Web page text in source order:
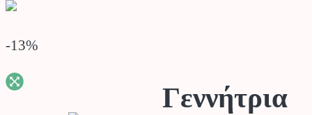
-13%
Γεννήτρια